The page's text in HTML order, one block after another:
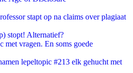
stapt op na claims over plagiaat
stopt! Alternatief?
vragen. En soms goede
lepeltopic #213 elk gehucht met